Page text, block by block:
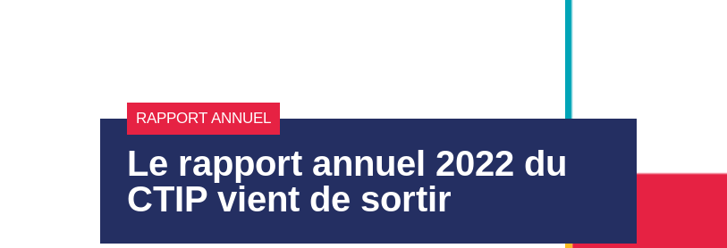
RAPPORT ANNUEL
Le rapport annuel 2022 du
CTIP vient de sortir